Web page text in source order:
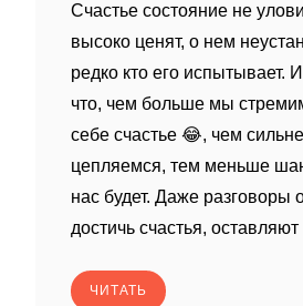
Счастье состояние не
высоко ценят, о нем
редко кто его испытывает.
что, чем больше мы
себе счастье 😂, чем
цепляемся, тем меньше
нас будет. Даже разговоры
достичь счастья, оставляют
ЧИТАТЬ